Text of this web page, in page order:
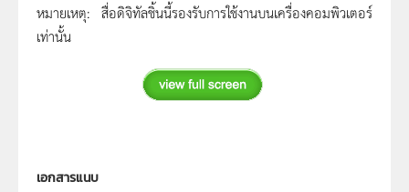
หมายเหตุ: สื่อดิจิทัลชิ้นนี้รองรับการใช้งานบนเครื่องคอมพิวเตอร์
เท่านั้น
เอกสารแนบ